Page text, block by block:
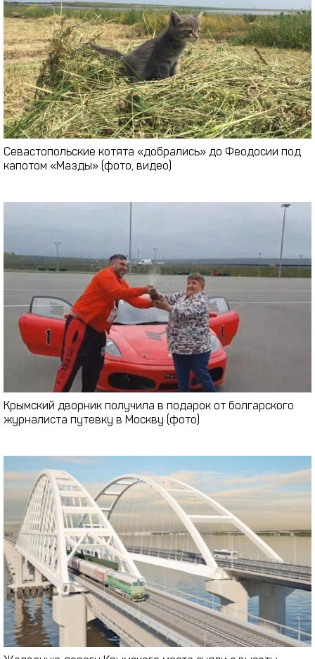
Севастопольские котята «добрались» до Феодосии под
капотом «Мазды» (фото, видео)
Крымский дворник получила в подарок от болгарского
журналиста путевку в Москву (фото)